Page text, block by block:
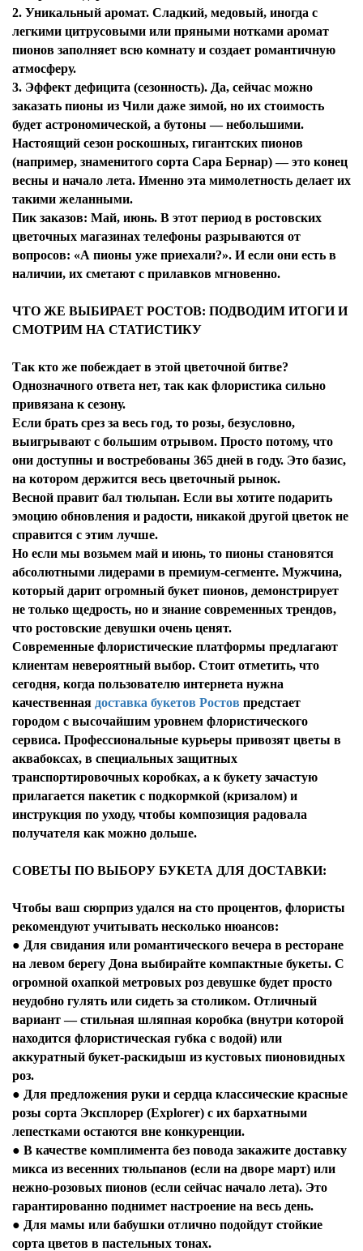
2. Уникальный аромат. Сладкий, медовый, иногда с
легкими цитрусовыми или пряными нотками аромат
пионов заполняет всю комнату и создает романтичную
атмосферу.
3. Эффект дефицита (сезонность). Да, сейчас можно
заказать пионы из Чили даже зимой, но их стоимость
будет астрономической, а бутоны — небольшими.
Настоящий сезон роскошных, гигантских пионов
(например, знаменитого сорта Сара Бернар) — это конец
весны и начало лета. Именно эта мимолетность делает их
такими желанными.
Пик заказов: Май, июнь. В этот период в ростовских
цветочных магазинах телефоны разрываются от
вопросов: «А пионы уже приехали?». И если они есть в
наличии, их сметают с прилавков мгновенно.
ЧТО ЖЕ ВЫБИРАЕТ РОСТОВ: ПОДВОДИМ ИТОГИ И
СМОТРИМ НА СТАТИСТИКУ
Так кто же побеждает в этой цветочной битве?
Однозначного ответа нет, так как флористика сильно
привязана к сезону.
Если брать срез за весь год, то розы, безусловно,
выигрывают с большим отрывом. Просто потому, что
они доступны и востребованы 365 дней в году. Это базис,
на котором держится весь цветочный рынок.
Весной правит бал тюльпан. Если вы хотите подарить
эмоцию обновления и радости, никакой другой цветок не
справится с этим лучше.
Но если мы возьмем май и июнь, то пионы становятся
абсолютными лидерами в премиум-сегменте. Мужчина,
который дарит огромный букет пионов, демонстрирует
не только щедрость, но и знание современных трендов,
что ростовские девушки очень ценят.
Современные флористические платформы предлагают
клиентам невероятный выбор. Стоит отметить, что
сегодня, когда пользователю интернета нужна
качественная доставка букетов Ростов предстает
городом с высочайшим уровнем флористического
сервиса. Профессиональные курьеры привозят цветы в
аквабоксах, в специальных защитных
транспортировочных коробках, а к букету зачастую
прилагается пакетик с подкормкой (кризалом) и
инструкция по уходу, чтобы композиция радовала
получателя как можно дольше.
СОВЕТЫ ПО ВЫБОРУ БУКЕТА ДЛЯ ДОСТАВКИ:
Чтобы ваш сюрприз удался на сто процентов, флористы
рекомендуют учитывать несколько нюансов:
● Для свидания или романтического вечера в ресторане
на левом берегу Дона выбирайте компактные букеты. С
огромной охапкой метровых роз девушке будет просто
неудобно гулять или сидеть за столиком. Отличный
вариант — стильная шляпная коробка (внутри которой
находится флористическая губка с водой) или
аккуратный букет-раскидыш из кустовых пионовидных
роз.
● Для предложения руки и сердца классические красные
розы сорта Эксплорер (Explorer) с их бархатными
лепестками остаются вне конкуренции.
● В качестве комплимента без повода закажите доставку
микса из весенних тюльпанов (если на дворе март) или
нежно-розовых пионов (если сейчас начало лета). Это
гарантированно поднимет настроение на весь день.
● Для мамы или бабушки отлично подойдут стойкие
сорта цветов в пастельных тонах.